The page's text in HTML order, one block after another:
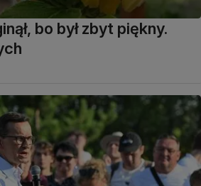
bo był zbyt piękny.